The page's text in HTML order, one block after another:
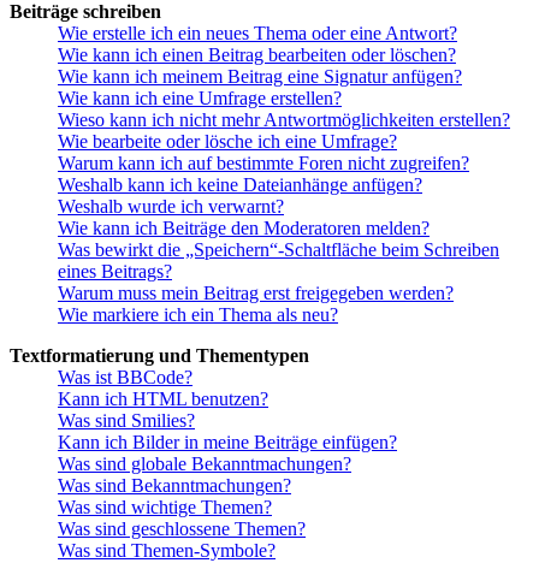
Beiträge schreiben
Wie erstelle ich ein neues Thema oder eine Antwort?
Wie kann ich einen Beitrag bearbeiten oder löschen?
Wie kann ich meinem Beitrag eine Signatur anfügen?
Wie kann ich eine Umfrage erstellen?
Wieso kann ich nicht mehr Antwortmöglichkeiten erstellen?
Wie bearbeite oder lösche ich eine Umfrage?
Warum kann ich auf bestimmte Foren nicht zugreifen?
Weshalb kann ich keine Dateianhänge anfügen?
Weshalb wurde ich verwarnt?
Wie kann ich Beiträge den Moderatoren melden?
Was bewirkt die „Speichern“-Schaltfläche beim Schreiben
eines Beitrags?
Warum muss mein Beitrag erst freigegeben werden?
Wie markiere ich ein Thema als neu?
Textformatierung und Thementypen
Was ist BBCode?
Kann ich HTML benutzen?
Was sind Smilies?
Kann ich Bilder in meine Beiträge einfügen?
Was sind globale Bekanntmachungen?
Was sind Bekanntmachungen?
Was sind wichtige Themen?
Was sind geschlossene Themen?
Was sind Themen-Symbole?